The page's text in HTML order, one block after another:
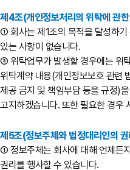
제4조(개인정보처리의 위탁에 관
① 회사는 제1조의 목적을 달성하
있는 사항이 없습니다.
② 위탁업무가 발생할 경우에는 위
위탁계약 내용(개인정보보호 관련
제공 금지 및 책임부담 등을 규정)
고지하겠습니다. 또한 필요한 경우
제5조(정보주체와 법정대리인의
① 정보주체는 회사에 대해 언제든
권리를 행사할 수 있습니다.